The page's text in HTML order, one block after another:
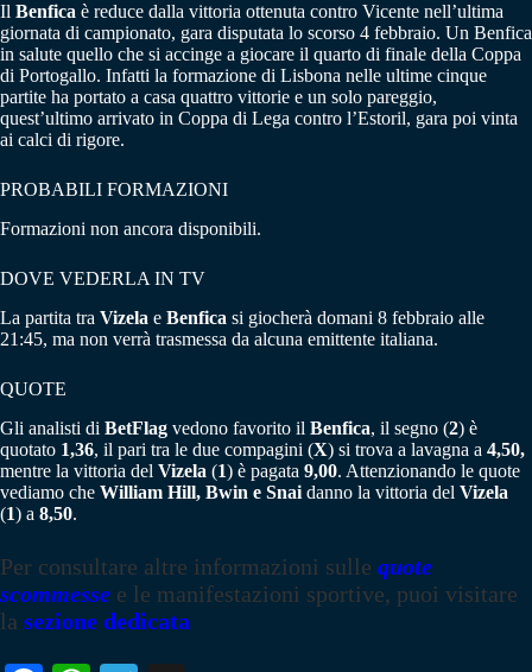
Il Benfica è reduce dalla vittoria ottenuta contro Vicente nell’ultima
giornata di campionato, gara disputata lo scorso 4 febbraio. Un Benfica
in salute quello che si accinge a giocare il quarto di finale della Coppa
di Portogallo. Infatti la formazione di Lisbona nelle ultime cinque
partite ha portato a casa quattro vittorie e un solo pareggio,
quest’ultimo arrivato in Coppa di Lega contro l’Estoril, gara poi vinta
ai calci di rigore.
PROBABILI FORMAZIONI
Formazioni non ancora disponibili.
DOVE VEDERLA IN TV
La partita tra Vizela e Benfica si giocherà domani 8 febbraio alle
21:45, ma non verrà trasmessa da alcuna emittente italiana.
QUOTE
Gli analisti di BetFlag vedono favorito il Benfica, il segno (2) è
quotato 1,36, il pari tra le due compagini (X) si trova a lavagna a 4,50,
mentre la vittoria del Vizela (1) è pagata 9,00. Attenzionando le quote
vediamo che William Hill, Bwin e Snai danno la vittoria del Vizela
(1) a 8,50.
Per consultare altre informazioni sulle quote
scommesse e le manifestazioni sportive, puoi visitare
la sezione dedicata